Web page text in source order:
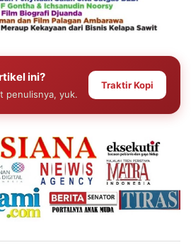
ini?
penulisnya, yuk.
Traktir Kopi